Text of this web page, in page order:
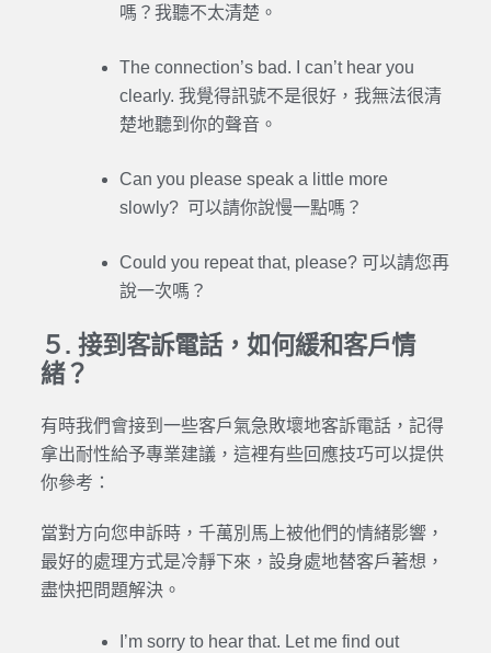
嗎？我聽不太清楚。
The connection’s bad. I can’t hear you
clearly. 我覺得訊號不是很好，我無法很清
楚地聽到你的聲音。
Can you please speak a little more
slowly? 可以請你說慢一點嗎？
Could you repeat that, please? 可以請您再
說一次嗎？
５. 接到客訴電話，如何緩和客戶情
緒？
有時我們會接到一些客戶氣急敗壞地客訴電話，記得
拿出耐性給予專業建議，這裡有些回應技巧可以提供
你參考：
當對方向您申訴時，千萬別馬上被他們的情緒影響，
最好的處理方式是冷靜下來，設身處地替客戶著想，
盡快把問題解決。
I’m sorry to hear that. Let me find out